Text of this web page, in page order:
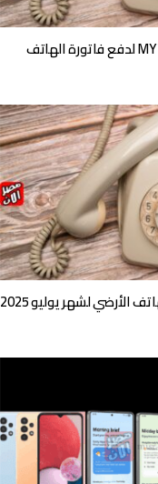
كيفية استخدام تطبيق MY WE لدفع فاتورة الهاتف
أفضل طرق دفع فاتورة الهاتف الأرضي لشهر يوليو 2025